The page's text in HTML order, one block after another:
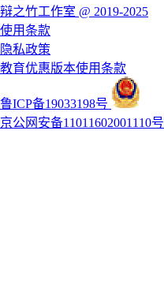
辩之竹工作室 @ 2019-2025
使用条款
隐私政策
教育优惠版本使用条款
鲁ICP备19033198号
京公网安备11011602001110号